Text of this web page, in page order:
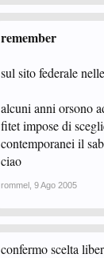
remember
sul sito federale
alcuni anni orsono
fitet impose di
contemporanei il
ciao
rommel 9 Ago 2005
confermo scelta